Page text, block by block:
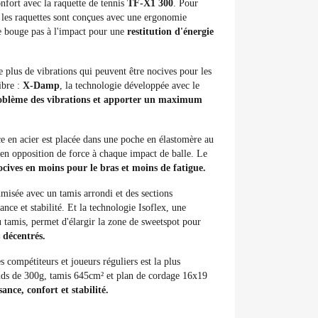
avec la raquette de tennis TF-X1 300. Pour
raquettes sont conçues avec une ergonomie
pas à l'impact pour une restitution d'énergie
plus de vibrations qui peuvent être nocives pour les
: X-Damp, la technologie développée avec le
des vibrations et apporter un maximum
en acier est placée dans une poche en élastomère au
opposition de force à chaque impact de balle. Le
en moins pour le bras et moins de fatigue.
avec un tamis arrondi et des sections
et stabilité. Et la technologie Isoflex, une
permet d'élargir la zone de sweetspot pour
et joueurs réguliers est la plus
de 300g, tamis 645cm² et plan de cordage 16x19
confort et stabilité.